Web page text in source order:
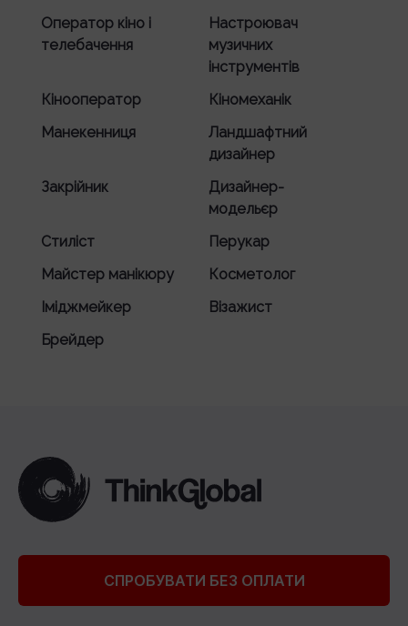
Оператор кіно і
телебачення
Настроювач
музичних
інструментів
Кінооператор
Кіномеханік
Манекенниця
Ландшафтний
дизайнер
Закрійник
Дизайнер-
модельєр
Стиліст
Перукар
Майстер манікюру
Косметолог
Іміджмейкер
Візажист
Брейдер
СПРОБУВАТИ БЕЗ ОПЛАТИ